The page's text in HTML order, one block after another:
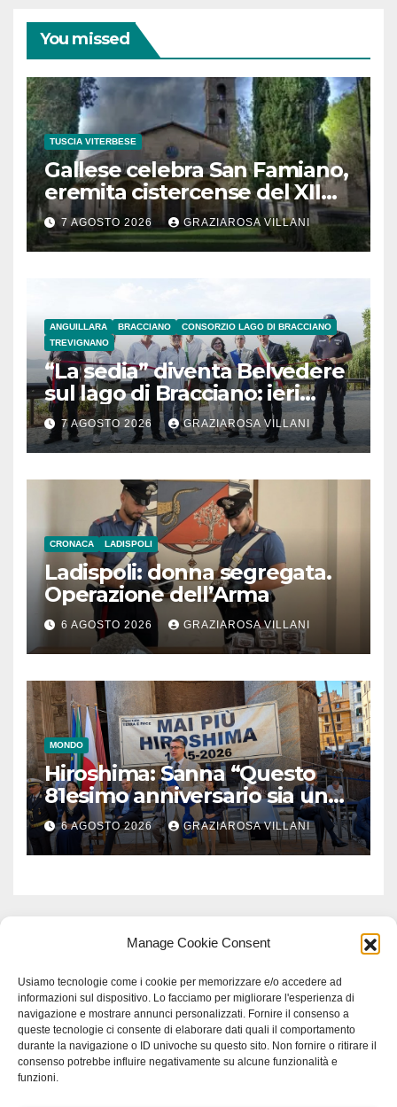
Manage Cookie Consent
Usiamo tecnologie come i cookie per memorizzare e/o accedere ad
informazioni sul dispositivo. Lo facciamo per migliorare l'esperienza di
navigazione e mostrare annunci personalizzati. Fornire il consenso a
queste tecnologie ci consente di elaborare dati quali il comportamento
durante la navigazione o ID univoche su questo sito. Non fornire o ritirare il
consenso potrebbe influire negativamente su alcune funzionalità e
funzioni.
You missed
TUSCIA VITERBESE
Gallese celebra San Famiano,
eremita cistercense del XII
secolo
7 AGOSTO 2026 GRAZIAROSA VILLANI
ANGUILLARA BRACCIANO
CONSORZIO LAGO DI BRACCIANO
TREVIGNANO
“La sedia” diventa Belvedere
sul lago di Bracciano: ieri
l’inaugurazione
7 AGOSTO 2026 GRAZIAROSA VILLANI
CRONACA LADISPOLI
Ladispoli: donna segregata.
Operazione dell’Arma
6 AGOSTO 2026 GRAZIAROSA VILLANI
MONDO
Hiroshima: Sanna “Questo
81esimo anniversario sia un
monito per tutti”
6 AGOSTO 2026 GRAZIAROSA VILLANI